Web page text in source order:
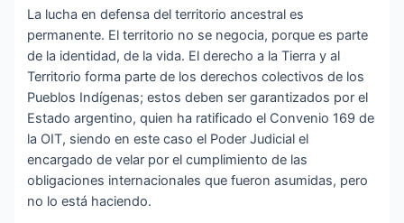
La lucha en defensa del territorio ancestral es
permanente. El territorio no se negocia, porque es parte
de la identidad, de la vida. El derecho a la Tierra y al
Territorio forma parte de los derechos colectivos de los
Pueblos Indígenas; estos deben ser garantizados por el
Estado argentino, quien ha ratificado el Convenio 169 de
la OIT, siendo en este caso el Poder Judicial el
encargado de velar por el cumplimiento de las
obligaciones internacionales que fueron asumidas, pero
no lo está haciendo.